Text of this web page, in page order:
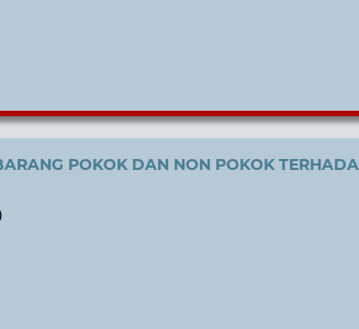
POKOK DAN NON POKOK